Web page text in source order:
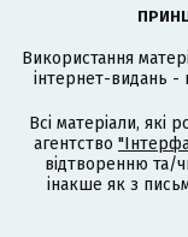
Використання
інтернет-видань -
Всі матеріали, які
агентство
відтворенню та/
інакше як з